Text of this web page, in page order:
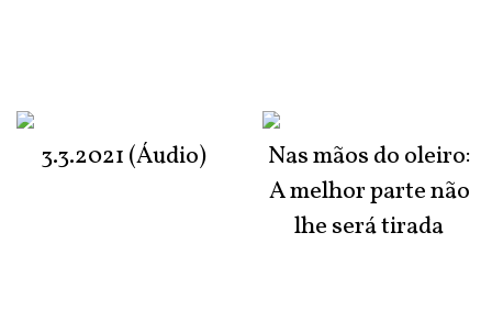
3.3.2021 (Áudio)
Nas mãos do oleiro:
A melhor parte não
lhe será tirada